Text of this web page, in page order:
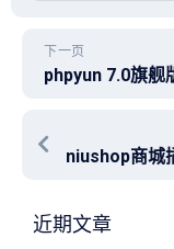
下一页
近期文章